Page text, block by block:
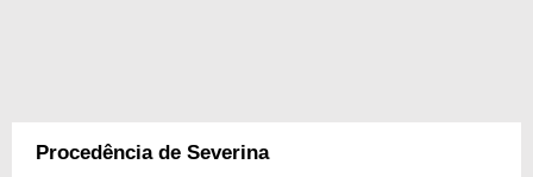
Procedência de Severina